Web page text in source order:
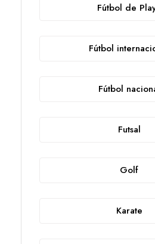
Fútbol de
Fútbol
Fútbol
Futsal
Golf
Karate